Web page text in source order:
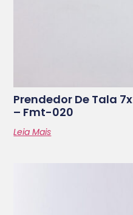
Prendedor De Tala
– Fmt-020
Leia Mais